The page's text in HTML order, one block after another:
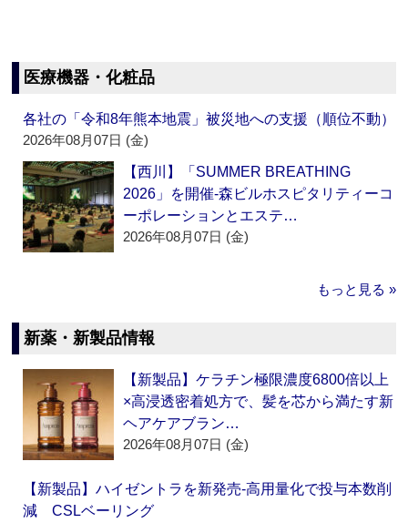
医療機器・化粧品
各社の「令和8年熊本地震」被災地への支援（順位不動）
2026年08月07日 (金)
【西川】「SUMMER BREATHING
2026」を開催‐森ビルホスピタリティーコ
ーポレーションとエステ…
2026年08月07日 (金)
もっと見る »
新薬・新製品情報
【新製品】ケラチン極限濃度6800倍以上
×高浸透密着処方で、髪を芯から満たす新
ヘアケアブラン…
2026年08月07日 (金)
【新製品】ハイゼントラを新発売‐高用量化で投与本数削
減 CSLベーリング